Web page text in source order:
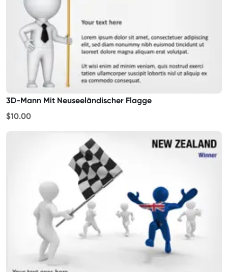
3D-Mann Mit Neuseeländischer Flagge
$10.00